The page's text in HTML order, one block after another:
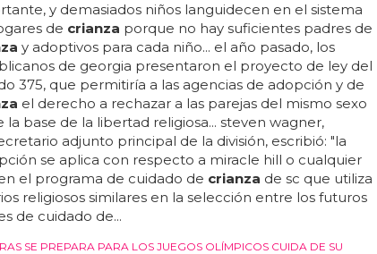
y demasiados niños languidecen en el sistema
de crianza porque no hay suficientes padres de
y adoptivos para cada niño... el año pasado, los
de georgia presentaron el proyecto de ley del
375, que permitiría a las agencias de adopción y de
el derecho a rechazar a las parejas del mismo sexo
la base de la libertad religiosa... steven wagner,
adjunto principal de la división, escribió: "la
se aplica con respecto a miracle hill o cualquier
el programa de cuidado de crianza de sc que utiliza
religiosos similares en la selección entre los futuros
de cuidado de...
SE PREPARA PARA LOS JUEGOS OLÍMPICOS CUIDA DE SU